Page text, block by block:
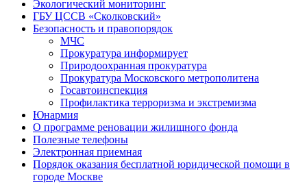
Экологический мониторинг
ГБУ ЦССВ «Сколковский»
Безопасность и правопорядок
МЧС
Прокуратура информирует
Природоохранная прокуратура
Прокуратура Московского метрополитена
Госавтоинспекция
Профилактика терроризма и экстремизма
Юнармия
О программе реновации жилищного фонда
Полезные телефоны
Электронная приемная
Порядок оказания бесплатной юридической помощи в
городе Москве